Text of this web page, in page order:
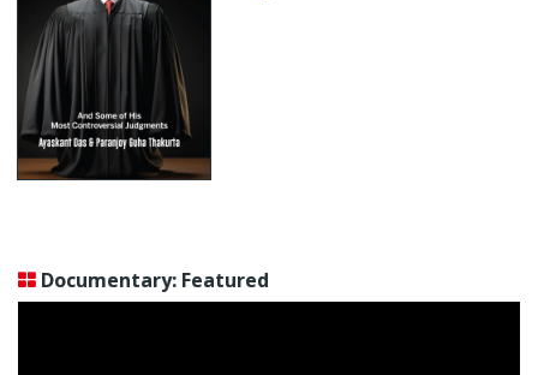
Documentary: Featured